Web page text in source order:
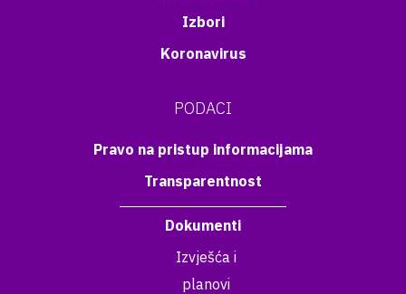
Izbori
Koronavirus
PODACI
Pravo na pristup informacijama
Transparentnost
Dokumenti
Izvješća i
planovi